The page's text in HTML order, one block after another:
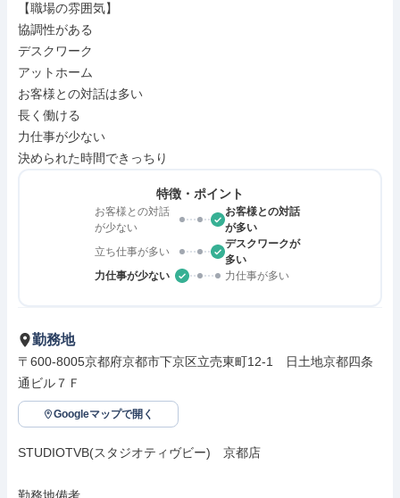
【職場の雰囲気】
協調性がある
デスクワーク
アットホーム
お客様との対話は多い
長く働ける
力仕事が少ない
決められた時間できっちり
特徴・ポイント
お客様との対話
が少ない
お客様との対話
が多い
立ち仕事が多い
デスクワークが
多い
力仕事が少ない
力仕事が多い
勤務地
〒600-8005京都府京都市下京区立売東町12-1　日土地京都四条
通ビル７Ｆ
Googleマップで開く
STUDIOTVB(スタジオティヴビー)　京都店